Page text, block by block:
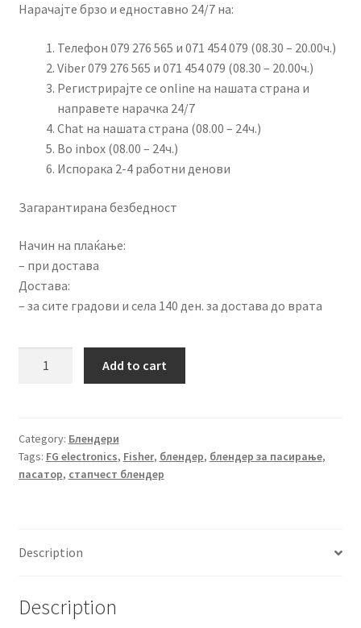
was:
1,250.00 ден.
is:
999.00 ден.
Нарачајте брзо и едноставно 24/7 на:
Телефон 079 276 565 и 071 454 079 (08.30 – 20.00ч.)
Viber 079 276 565 и 071 454 079 (08.30 – 20.00ч.)
Регистрирајте се online на нашата страна и
направете нарачка 24/7
Chat на нашата страна (08.00 – 24ч.)
Во inbox (08.00 – 24ч.)
Испорака 2-4 работни денови
Загарантирана безбедност
Начин на плаќање:
– при достава
Достава:
– за сите градови и села 140 ден. за достава до врата
FS-
411
quantity
Add to cart
Category: Блендери
Tags: FG electronics, Fisher, блендер, блендер за пасирање,
пасатор, стапчест блендер
Description
Description